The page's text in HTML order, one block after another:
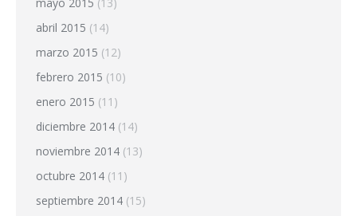
abril 2015 (14)
marzo 2015 (12)
febrero 2015 (10)
enero 2015 (11)
diciembre 2014 (14)
noviembre 2014 (13)
octubre 2014 (11)
septiembre 2014 (15)